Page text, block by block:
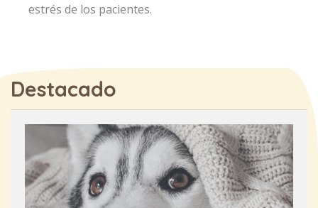
estrés de los pacientes.
Destacado